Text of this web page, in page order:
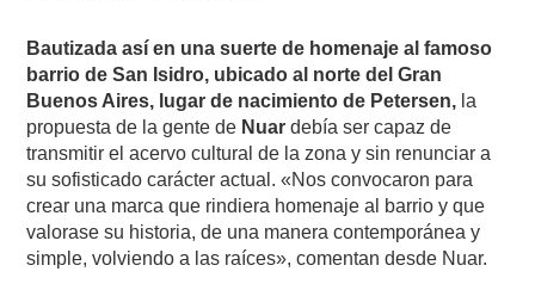
Bautizada así en una suerte de homenaje al famoso
barrio de San Isidro, ubicado al norte del Gran
Buenos Aires, lugar de nacimiento de Petersen, la
propuesta de la gente de Nuar debía ser capaz de
transmitir el acervo cultural de la zona y sin renunciar a
su sofisticado carácter actual. «Nos convocaron para
crear una marca que rindiera homenaje al barrio y que
valorase su historia, de una manera contemporánea y
simple, volviendo a las raíces», comentan desde Nuar.